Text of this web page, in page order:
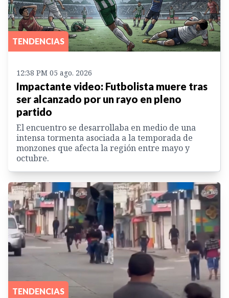
TENDENCIAS
12:38 PM 05 ago. 2026
Impactante video: Futbolista muere tras
ser alcanzado por un rayo en pleno
partido
El encuentro se desarrollaba en medio de una
intensa tormenta asociada a la temporada de
monzones que afecta la región entre mayo y
octubre.
TENDENCIAS